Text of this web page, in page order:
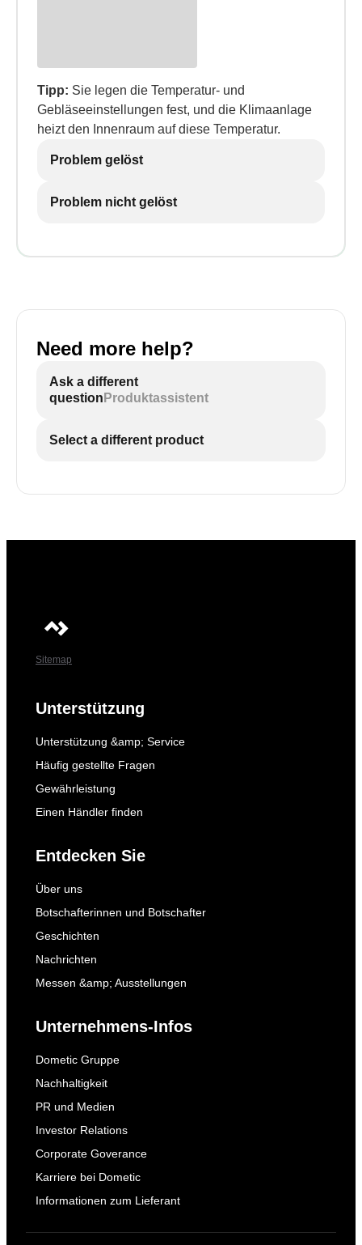
Tipp: Sie legen die Temperatur- und
Gebläseeinstellungen fest, und die Klimaanlage
heizt den Innenraum auf diese Temperatur.
Problem gelöst
Problem nicht gelöst
Need more help?
Ask a different
question Produktassistent
Select a different product
Sitemap
Unterstützung
Unterstützung &amp; Service
Häufig gestellte Fragen
Gewährleistung
Einen Händler finden
Entdecken Sie
Über uns
Botschafterinnen und Botschafter
Geschichten
Nachrichten
Messen &amp; Ausstellungen
Unternehmens-Infos
Dometic Gruppe
Nachhaltigkeit
PR und Medien
Investor Relations
Corporate Goverance
Karriere bei Dometic
Informationen zum Lieferant